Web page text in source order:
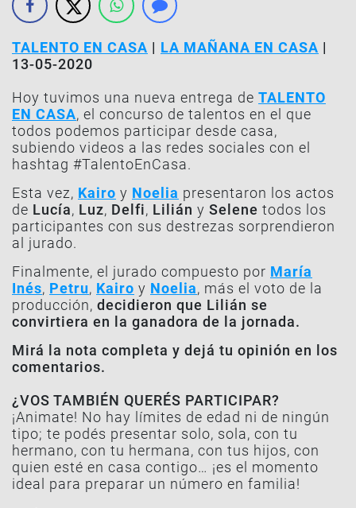
TALENTO EN CASA | LA MAÑANA EN CASA |
13-05-2020
Hoy tuvimos una nueva entrega de TALENTO
EN CASA, el concurso de talentos en el que
todos podemos participar desde casa,
subiendo videos a las redes sociales con el
hashtag #TalentoEnCasa.
Esta vez, Kairo y Noelia presentaron los actos
de Lucía, Luz, Delfi, Lilián y Selene todos los
participantes con sus destrezas sorprendieron
al jurado.
Finalmente, el jurado compuesto por María
Inés, Petru, Kairo y Noelia, más el voto de la
producción, decidieron que Lilián se
convirtiera en la ganadora de la jornada.
Mirá la nota completa y dejá tu opinión en los
comentarios.
¿VOS TAMBIÉN QUERÉS PARTICIPAR?
¡Animate! No hay límites de edad ni de ningún
tipo; te podés presentar solo, sola, con tu
hermano, con tu hermana, con tus hijos, con
quien esté en casa contigo… ¡es el momento
ideal para preparar un número en familia!